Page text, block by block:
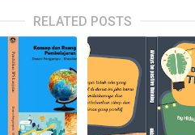
RELATED POSTS